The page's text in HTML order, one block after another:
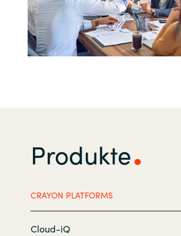
Iceland
India
Latvia
Produkte
CRAYON PLATFORMS
Cloud-iQ